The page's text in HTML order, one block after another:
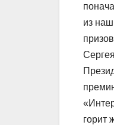
из
горит